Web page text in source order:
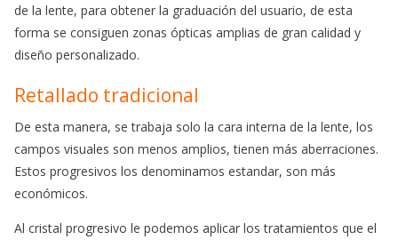
de la lente, para obtener la graduación del usuario, de esta
forma se consiguen zonas ópticas amplias de gran calidad y
diseño personalizado.
Retallado tradicional
De esta manera, se trabaja solo la cara interna de la lente, los
campos visuales son menos amplios, tienen más aberraciones.
Estos progresivos los denominamos estandar, son más
económicos.
Al cristal progresivo le podemos aplicar los tratamientos que el